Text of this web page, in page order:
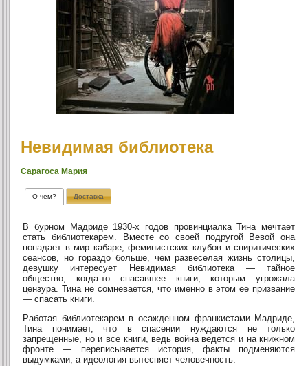
Невидимая библиотека
Сарагоса Мария
О чем? Доставка
В бурном Мадриде 1930-х годов провинциалка Тина мечтает
стать библиотекарем. Вместе со своей подругой Вевой она
попадает в мир кабаре, феминистских клубов и спиритических
сеансов, но гораздо больше, чем развеселая жизнь столицы,
девушку интересует Невидимая библиотека — тайное
общество, когда-то спасавшее книги, которым угрожала
цензура. Тина не сомневается, что именно в этом ее призвание
— спасать книги.
Работая библиотекарем в осажденном франкистами Мадриде,
Тина понимает, что в спасении нуждаются не только
запрещенные, но и все книги, ведь война ведется и на книжном
фронте — переписывается история, факты подменяются
выдумками, а идеология вытесняет человечность.